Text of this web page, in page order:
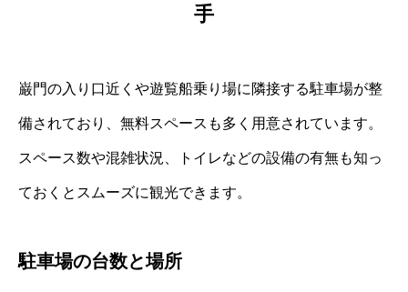
手
巌門の入り口近くや遊覧船乗り場に隣接する駐車場が整
備されており、無料スペースも多く用意されています。
スペース数や混雑状況、トイレなどの設備の有無も知っ
ておくとスムーズに観光できます。
駐車場の台数と場所